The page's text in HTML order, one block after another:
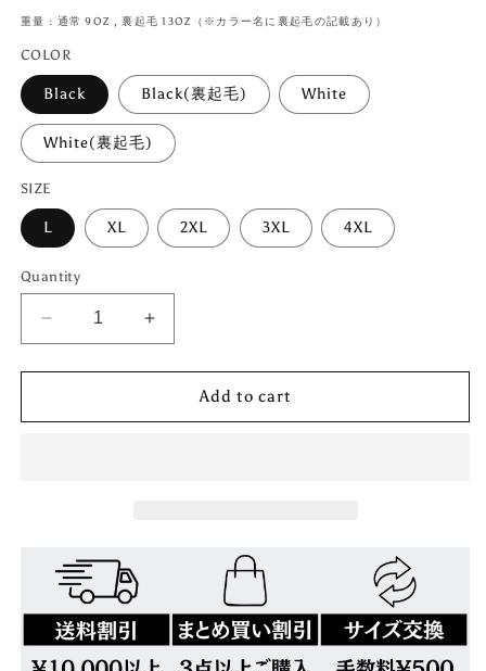
重量 : 通常 9OZ , 裏起毛 13OZ（※カラー名に裏起毛の記載あり）
COLOR
Black Black(裏起毛) White
White(裏起毛)
SIZE
L XL 2XL 3XL 4XL
Quantity
Decrease
quantity
for
タ
ヒ
プ
ホ
Increase
quantity
for
タ
ホ
Add to cart